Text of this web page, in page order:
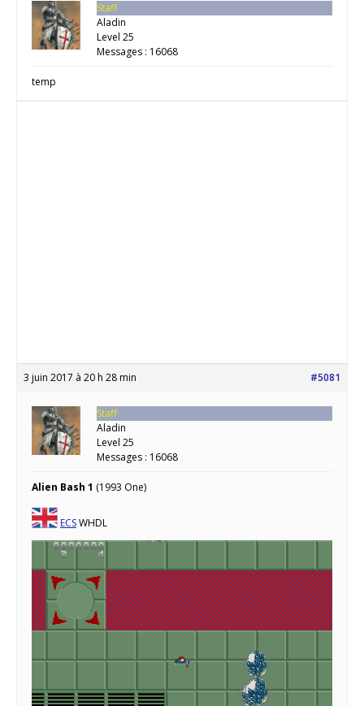
Staff
Aladin
Level 25
Messages : 16068
temp
3 juin 2017 à 20 h 28 min #5081
Staff
Aladin
Level 25
Messages : 16068
Alien Bash 1 (1993 One)
ECSWHDL